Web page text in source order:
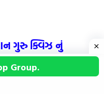
ગુરુ ક્વિઝ નું
અહીં ક્લિક કરો.
Group.